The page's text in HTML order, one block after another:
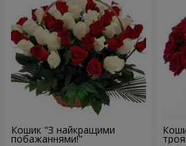
Кошик "З найкращими
побажаннями!"